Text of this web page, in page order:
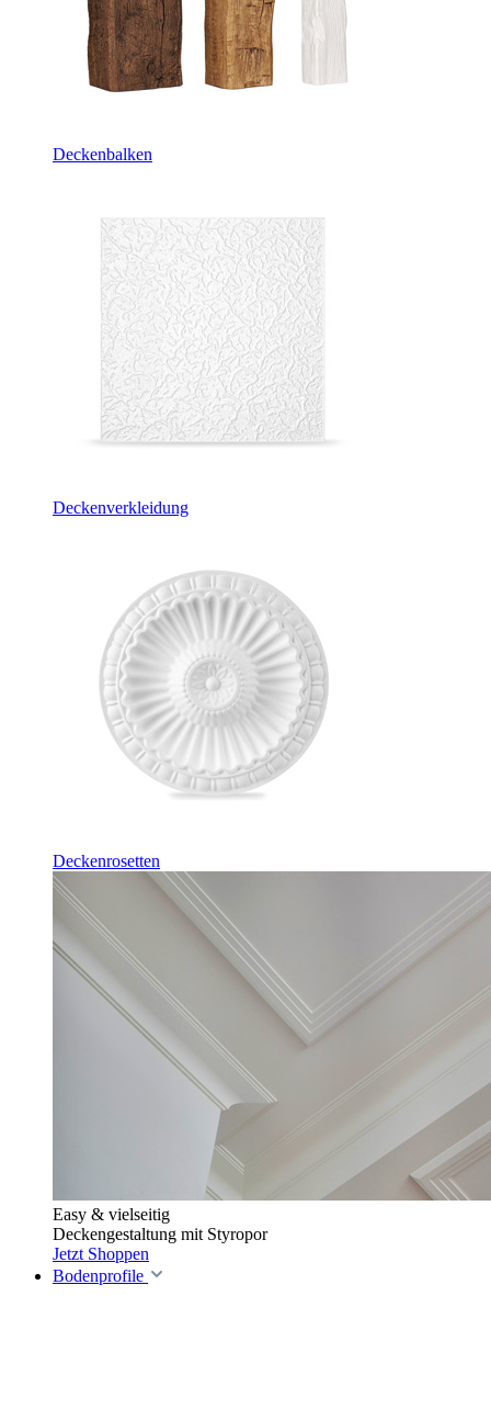
Deckenbalken
Deckenverkleidung
Deckenrosetten
Easy & vielseitig
Deckengestaltung mit Styropor
Jetzt Shoppen
Bodenprofile